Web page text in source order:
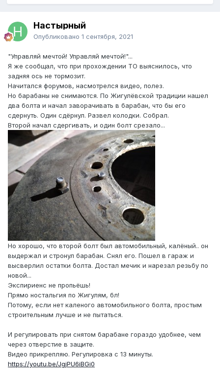
Настырный
Опубликовано 1 сентября, 2021
"Управляй мечтой! Управляй мечтой!"...
Я же сообщал, что при прохождении ТО выяснилось, что
задняя ось не тормозит.
Начитался форумов, насмотрелся видео, полез.
Но барабаны не снимаются. По Жигулёвской традиции нашел
два болта и начал заворачивать в барабан, что бы его
сдернуть. Один сдёрнул. Развел колодки. Собрал.
Второй начал сдергивать, и один болт срезало...
Но хорошо, что второй болт был автомобильный, калёный.. он
выдержал и стронул барабан. Снял его. Пошел в гараж и
высверлил остатки болта. Достал мечик и нарезал резьбу по
новой...
Экспириенс не пропьёшь!
Прямо ностальгия по Жигулям, бл!
Потому, если нет каленого автомобильного болта, простым
строительным лучше и не пытаться.
И регулировать при снятом барабане гораздо удобнее, чем
через отверстие в защите.
Видео прикрепляю. Регулировка с 13 минуты.
https://youtu.be/JgjPU6iBGi0